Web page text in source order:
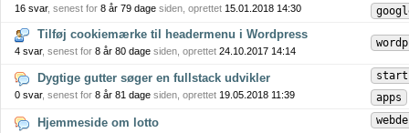
16 svar, senest for 8 år 79 dage siden, oprettet 15.01.2018 14:30
Tilføj cookiemærke til headermenu i Wordpress
4 svar, senest for 8 år 80 dage siden, oprettet 24.10.2017 14:14
Dygtige gutter søger en fullstack udvikler
0 svar, senest for 8 år 81 dage siden, oprettet 19.05.2018 11:39
apps
Hjemmeside om lotto